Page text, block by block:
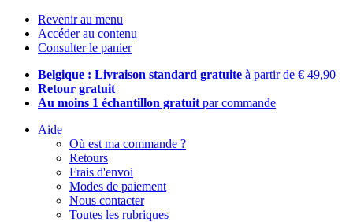
Revenir au menu
Accéder au contenu
Consulter le panier
Belgique : Livraison standard gratuite à partir de € 49,90
Retour gratuit
Au moins 1 échantillon gratuit par commande
Aide
Où est ma commande ?
Retours
Frais d'envoi
Modes de paiement
Nous contacter
Toutes les rubriques